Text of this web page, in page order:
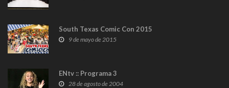
South Texas Comic Con 2015
9 de mayo de 2015
ENtv :: Programa 3
28 de agosto de 2004